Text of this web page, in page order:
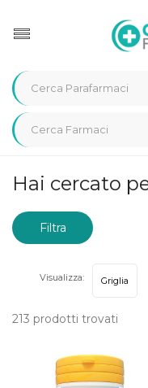
Home Marche
Hai cercato
Filtra
213 prodotti trovati
Visualizza: